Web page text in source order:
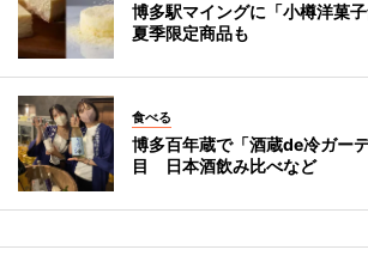
博多駅マイングに「小樽洋菓
夏季限定商品も
食べる
博多百年蔵で「酒蔵de冷ガー
目 日本酒飲み比べなど